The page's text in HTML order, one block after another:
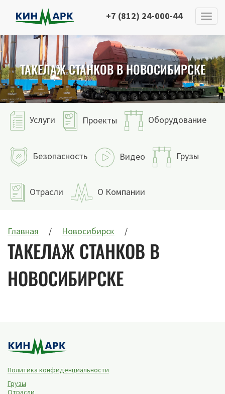
+7 (812) 24-000-44
ТАКЕЛАЖ СТАНКОВ В НОВОСИБИРСКЕ
Услуги Проекты Оборудование
Безопасность Видео Грузы
Отрасли О Компании
Главная Новосибирск
ТАКЕЛАЖ СТАНКОВ В
НОВОСИБИРСКЕ
Политика конфиденциальности
Грузы
Отрасли